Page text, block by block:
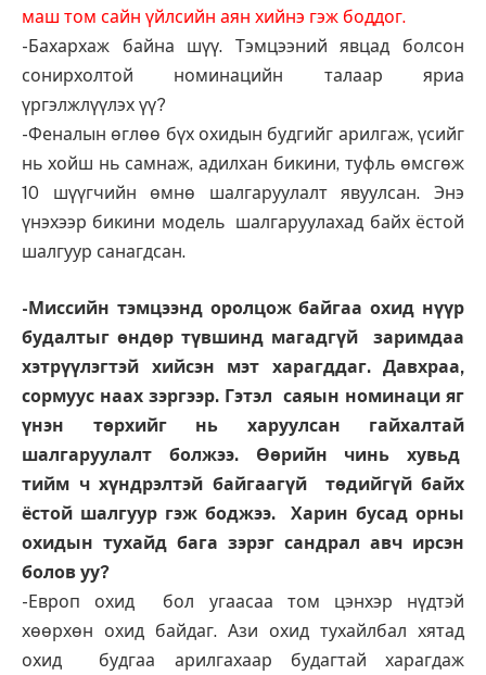
маш том сайн үйлсийн аян хийнэ гэж боддог.
-Бахархаж байна шүү. Тэмцээний явцад болсон
сонирхолтой номинацийн талаар яриа
үргэлжлүүлэх үү?
-Феналын өглөө бүх охидын будгийг арилгаж, үсийг
нь хойш нь самнаж, адилхан бикини, туфль өмсгөж
10 шүүгчийн өмнө шалгаруулалт явуулсан. Энэ
үнэхээр бикини модель шалгаруулахад байх ёстой
шалгуур санагдсан.
-Миссийн тэмцээнд оролцож байгаа охид нүүр
будалтыг өндөр түвшинд магадгүй заримдаа
хэтрүүлэгтэй хийсэн мэт харагддаг. Давхраа,
сормуус наах зэргээр. Гэтэл саяын номинаци яг
үнэн төрхийг нь харуулсан гайхалтай
шалгаруулалт болжээ. Өөрийн чинь хувьд
тийм ч хүндрэлтэй байгаагүй төдийгүй байх
ёстой шалгуур гэж боджээ. Харин бусад орны
охидын тухайд бага зэрэг сандрал авч ирсэн
болов уу?
-Европ охид бол угаасаа том цэнхэр нүдтэй
хөөрхөн охид байдаг. Ази охид тухайлбал хятад
охид будгаа арилгахаар будагтай харагдаж